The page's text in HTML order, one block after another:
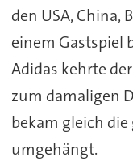
den USA, China,
einem Gastspiel
Adidas kehrte
zum damaligen
bekam gleich
umgehängt.